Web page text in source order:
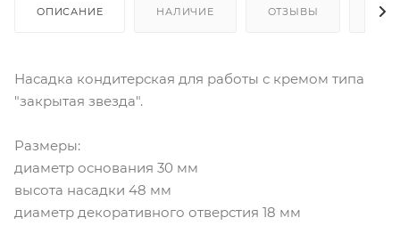
ОПИСАНИЕ НАЛИЧИЕ ОТЗЫВЫ
Насадка кондитерская для работы с кремом типа
"закрытая звезда".
Размеры:
диаметр основания 30 мм
высота насадки 48 мм
диаметр декоративного отверстия 18 мм